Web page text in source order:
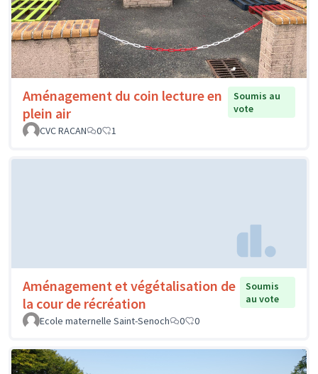
Aménagement du coin lecture en
plein air
Soumis au
vote
CVC RACAN
0 1
Aménagement et végétalisation de
la cour de récréation
Soumis
au vote
Ecole maternelle Saint-Senoch
0 0